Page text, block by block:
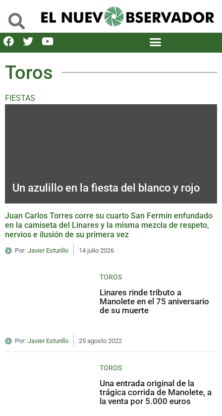
Toros
FIESTAS
Un azulillo en la fiesta del blanco y rojo
Juan Carlos Torres corre su cuarto San Fermín enfundado
en la camiseta del Linares y la misma mezcla de respeto,
nervios e ilusión de su primera vez
Por: Javier Esturillo 14 julio 2026
TOROS
Linares rinde tributo a
Manolete en el 75 aniversario
de su muerte
Por: Javier Esturillo 25 agosto 2022
TOROS
Una entrada original de la
trágica corrida de Manolete, a
la venta por 5.000 euros